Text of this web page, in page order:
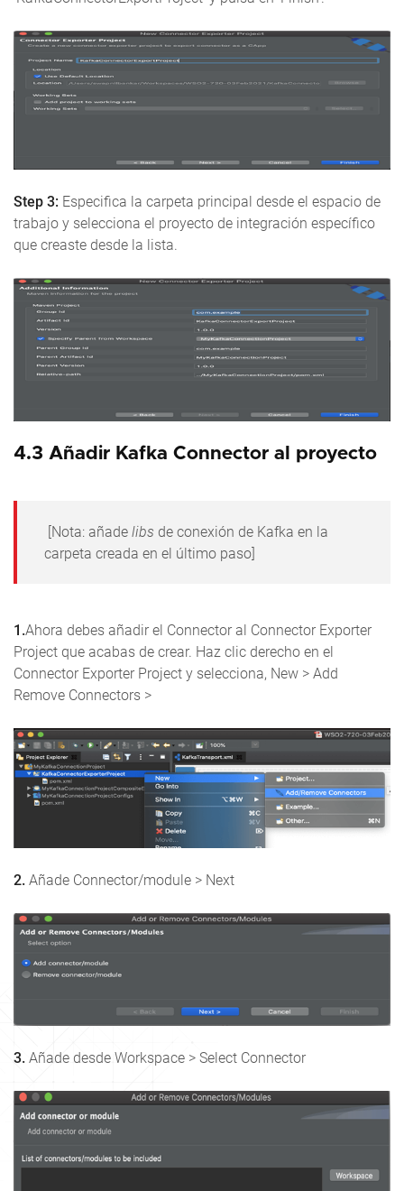
Step 3: Especifica la carpeta principal desde el espacio de
trabajo y selecciona el proyecto de integración específico
que creaste desde la lista.
4.3 Añadir Kafka Connector al proyecto
[Nota: añade libs de conexión de Kafka en la
carpeta creada en el último paso]
1.Ahora debes añadir el Connector al Connector Exporter
Project que acabas de crear. Haz clic derecho en el
Connector Exporter Project y selecciona, New > Add
Remove Connectors >
2. Añade Connector/module > Next
3. Añade desde Workspace > Select Connector